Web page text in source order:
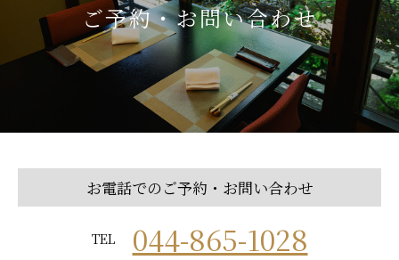
ご予約・お問い合わせ
お電話でのご予約・お問い合わせ
TEL 044-865-1028